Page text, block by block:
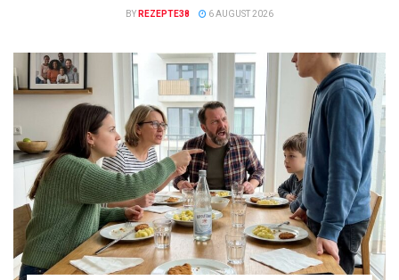
BY REZEPTE38 6 AUGUST 2026